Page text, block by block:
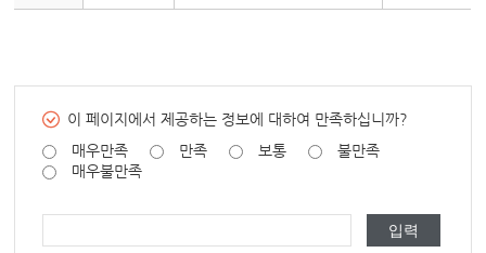
이 페이지에서 제공하는 정보에 대하여 만족하십니까?
매우만족
만족 보통
불만족
매우불만족